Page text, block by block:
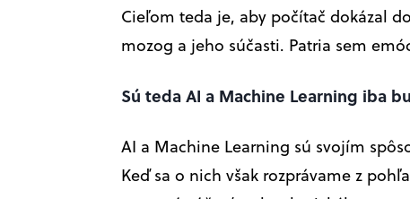
Cieľom teda je, aby počítač dokázal
mozog a jeho súčasti. Patria sem
Sú teda AI a Machine Learning iba
AI a Machine Learning sú svojím
Keď sa o nich však rozprávame z